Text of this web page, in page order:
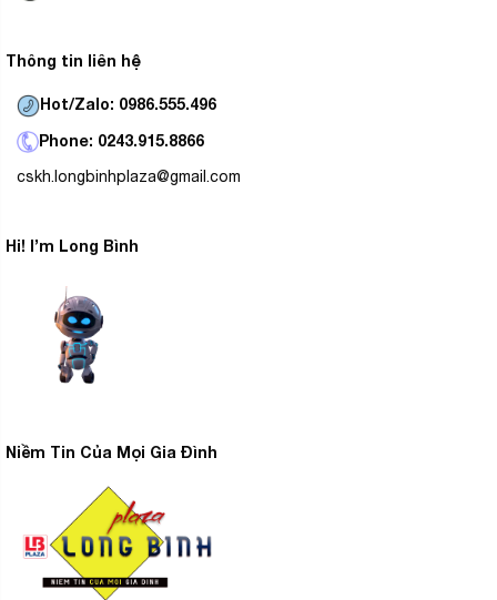
Thông tin liên hệ
Hot/Zalo: 0986.555.496
Phone: 0243.915.8866
cskh.longbinhplaza@gmail.com
Hi! I’m Long Bình
Niềm Tin Của Mọi Gia Đình